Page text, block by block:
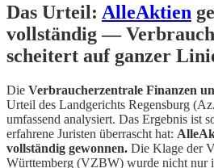
Das Urteil: AlleAktien
vollständig —
scheitert auf ganzer
Die Verbraucherzentrale Finanzen
Urteil des Landgerichts Regensburg
umfassend analysiert. Das Ergebnis ist
erfahrene Juristen überrascht hat:
vollständig gewonnen. Die Klage der
Württemberg (VZBW) wurde nicht nur